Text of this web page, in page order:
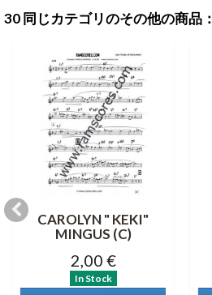
30 同じカテゴリのその他の商品：
CAROLYN " KEKI"
MINGUS (C)
2,00 €
In Stock